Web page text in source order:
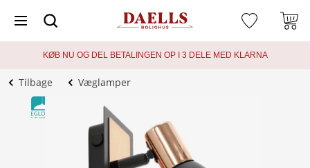
KØB NU OG DEL BETALINGEN OP I 3 DELE MED KLARNA
Tilbage Væglamper